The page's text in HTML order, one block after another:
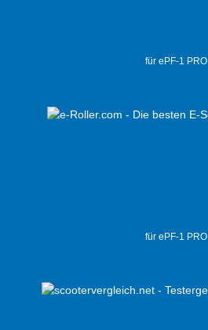
für ePF-1 PRO
für ePF-1 PRO